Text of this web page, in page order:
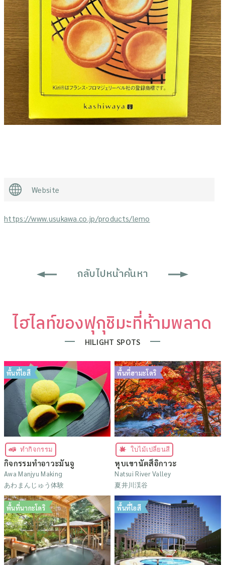
Website
https://www.usukawa.co.jp/products/lemo
กลับไปหน้าค้นหา
ไฮไลท์ของฟุกุชิมะที่ห้ามพลาด
HILIGHT SPOTS
พื้นที่ไอสึ
ทำกิจกรรม
กิจกรรมทำอาวะมันจู
Awa Manjyu Making
あわまんじゅう体験
พื้นที่ฮามะโดริ
ใบไม้เปลี่ยนสี
หุบเขานัตสึอิกาวะ
Natsui River Valley
夏井川渓谷
พื้นที่นากะโดริ พื้นที่ไอสึ